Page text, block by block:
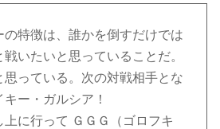
特徴は、誰かを倒すだけでは
いたいと思っていることだ。
思っている。次の対戦相手とな
キー・ガルシア！
に行って ＧＧＧ（ゴロフキ